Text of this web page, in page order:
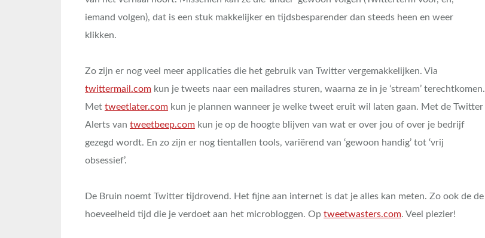
iemand volgen), dat is een stuk makkelijker en tijdsbesparender dan steeds heen en weer
klikken.
Zo zijn er nog veel meer applicaties die het gebruik van Twitter vergemakkelijken. Via
twittermail.com kun je tweets naar een mailadres sturen, waarna ze in je ‘stream’ terechtkomen.
Met tweetlater.com kun je plannen wanneer je welke tweet eruit wil laten gaan. Met de Twitter
Alerts van tweetbeep.com kun je op de hoogte blijven van wat er over jou of over je bedrijf
gezegd wordt. En zo zijn er nog tientallen tools, variërend van ‘gewoon handig’ tot ‘vrij
obsessief’.
De Bruin noemt Twitter tijdrovend. Het fijne aan internet is dat je alles kan meten. Zo ook de de
hoeveelheid tijd die je verdoet aan het microbloggen. Op tweetwasters.com. Veel plezier!